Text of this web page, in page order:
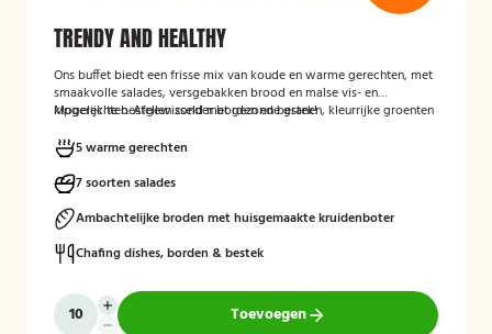
TRENDY AND HEALTHY
Ons buffet biedt een frisse mix van koude en warme gerechten, met
smaakvolle salades, versgebakken brood en malse vis- en
kipgerechten. Afgewisseld met gezonde granen, kleurrijke groenten
uitgebalanceerd buffet.
Mogelijk te bestellen zonder borden en bestek!
5 warme gerechten
7 soorten salades
Ambachtelijke broden met huisgemaakte kruidenboter
Chafing dishes, borden & bestek
Toevoegen